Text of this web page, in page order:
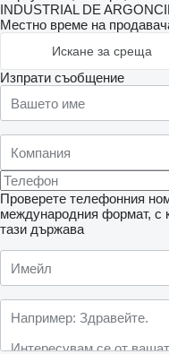
INDUSTRIAL DE
Местно време на
Искане за среща
Изпрати съобщение
Проверете телефонния
международния формат, с
тази държава